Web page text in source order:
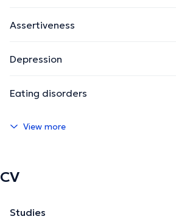
Assertiveness
Depression
Eating disorders
View more
CV
Studies